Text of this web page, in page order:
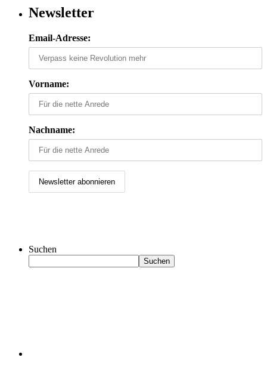
Newsletter
Email-Adresse:
Vorname:
Nachname:
Suchen
Suchen